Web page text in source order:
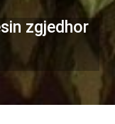
zgjedhor